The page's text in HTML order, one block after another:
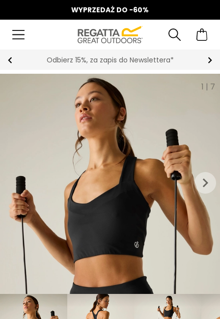
WYPRZEDAŻ DO -60%
Odbierz 15%, za zapis do Newslettera*
1 | 7
keyboard_arrow_right